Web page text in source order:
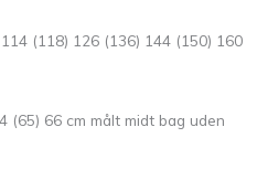
(118) 126 (136) 144 (150) 160
(65) 66 cm målt midt bag uden